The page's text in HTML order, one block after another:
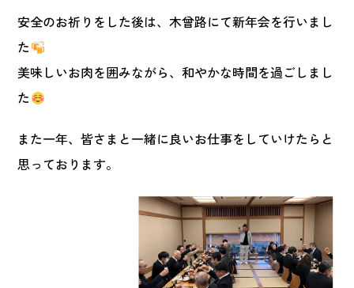
安全のお祈りをした後は、木曾路にて新年会を行いまし
た
美味しいお肉を囲みながら、和やかな時間を過ごしまし
た
また一年、皆さまと一緒に良いお仕事をしていけたらと
思っております。